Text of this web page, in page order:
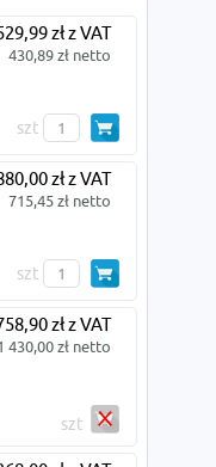
zł z VAT
430,89 zł netto
szt
zł z VAT
715,45 zł netto
szt
zł z VAT
430,00 zł netto
szt